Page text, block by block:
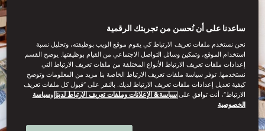
ساعدنا على أن نُحسن من تجربتك الرقمية
نحن نستخدم ملفات تعريف الارتباط كي يقوم موقع الويب بوظيفته، وتحليل نسبة
استخدام الموقع، وتمكين وسائل التواصل الاجتماعي من القيام بوظيفتها. يوضح القسم
إعدادات ملفات تعريف الارتباط الأنواع المختلفة من ملفات تعريف الارتباط التي
نستخدمها. توفر سياسة ملفات تعريف الارتباط الخاصة بنا مزيد من المعلومات وتوضح
كيفية تعديل إعدادات ملفات تعريف الارتباط لديك. بالنقر على “قبول كل ملفات تعريف
الارتباط”، أنت توافق علىسياسة& الإعلانات وملفات تعريف الارتباط لدينا وسياسة
الخصوصية